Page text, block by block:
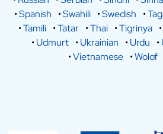
•Spanish •Swahili •Swedish •
•Tamili •Tatar •Thai •Tigrinya •
•Udmurt •Ukrainian •Urdu •
•Vietnamese •Wolof